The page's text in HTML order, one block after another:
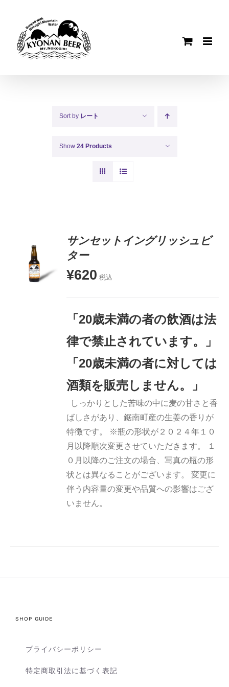
content
Sort by レート
Show 24 Products
お買い物
カゴに追
サンセットイングリッシュビ
ター
¥620 税込
「20歳未満の者の飲酒は法
律で禁止されています。」
「20歳未満の者に対しては
酒類を販売しません。」
しっかりとした苦味の中に麦の甘さと香
ばしさがあり、鋸南町産の生姜の香りが
特徴です。 ※瓶の形状が２０２４年１０
月以降順次変更させていただきます。 １
０月以降のご注文の場合、写真の瓶の形
状とは異なることがございます。 変更に
伴う内容量の変更や品質への影響はござ
いません。
SHOP GUIDE
プライバシーポリシー
特定商取引法に基づく表記